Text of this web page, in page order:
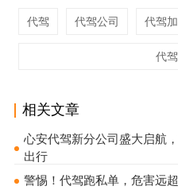
代驾 代驾公司 代驾
代
相关文章
心安代驾新分公司盛大启航
出行
警惕！代驾跑私单，危害远